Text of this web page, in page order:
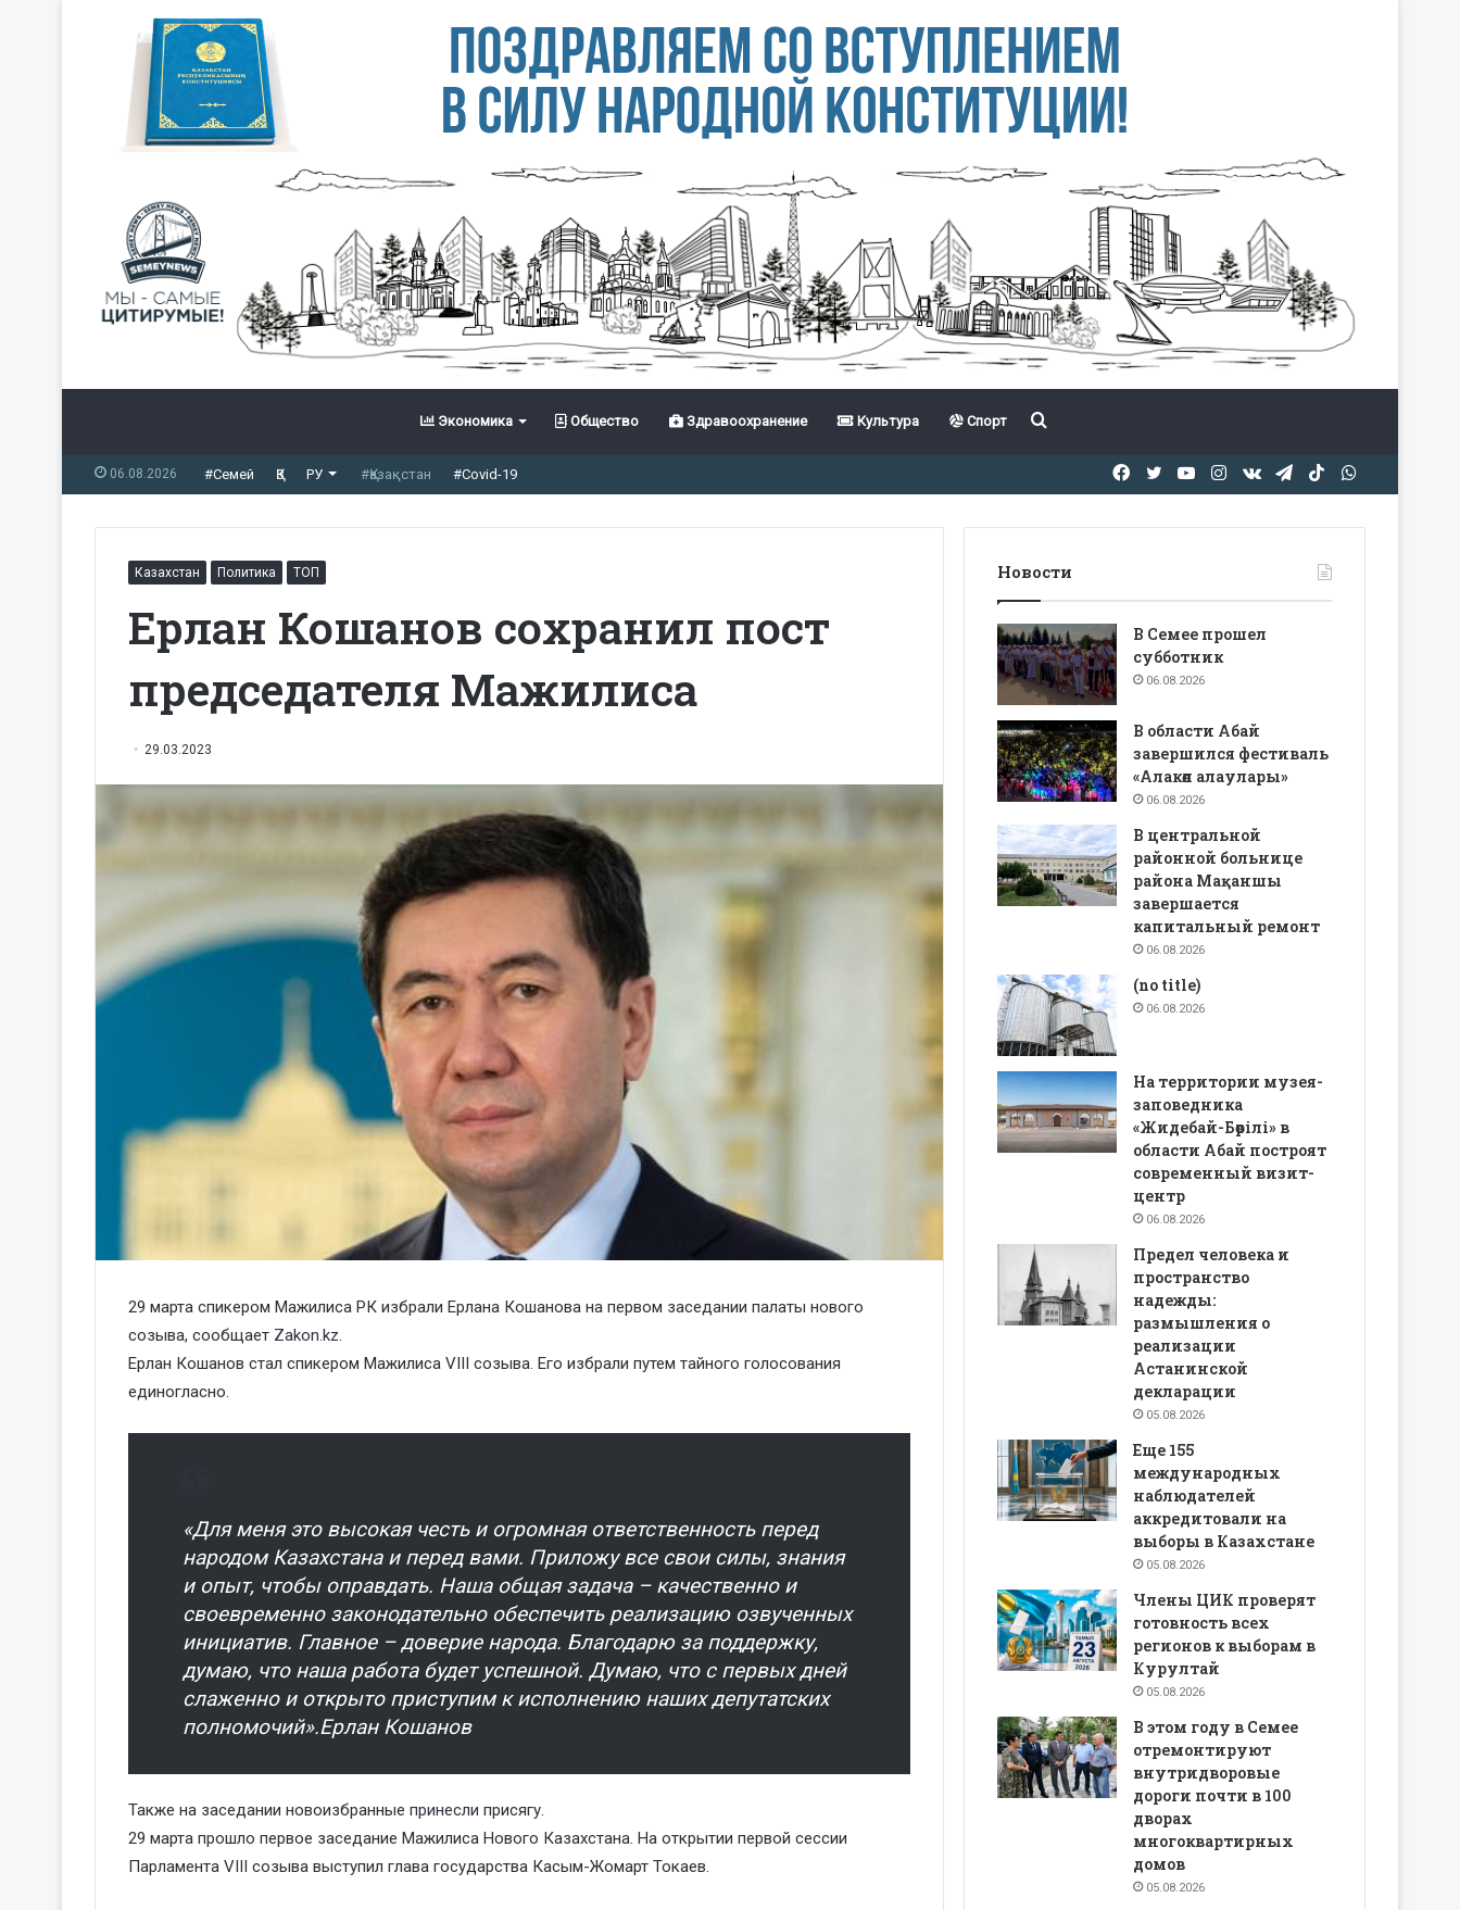
Экономика Общество Здравоохранение Культура Спорт Іздеу
06.08.2026 #Семей ҚЗ РУ #Қазақстан #Covid-19 TikTok
Telegram
vk.com
Instagram
YouTube
Twitter
Facebook
Казахстан Политика ТОП
Ерлан Кошанов сохранил пост
председателя Мажилиса
29.03.2023
29 марта спикером Мажилиса РК избрали Ерлана Кошанова на первом заседании палаты нового
созыва, сообщает Zakon.kz.
Ерлан Кошанов стал спикером Мажилиса VIII созыва. Его избрали путем тайного голосования
единогласно.
«Для меня это высокая честь и огромная ответственность перед
народом Казахстана и перед вами. Приложу все свои силы, знания
и опыт, чтобы оправдать. Наша общая задача – качественно и
своевременно законодательно обеспечить реализацию озвученных
инициатив. Главное – доверие народа. Благодарю за поддержку,
думаю, что наша работа будет успешной. Думаю, что с первых дней
слаженно и открыто приступим к исполнению наших депутатских
полномочий».Ерлан Кошанов
Также на заседании новоизбранные принесли присягу.
29 марта прошло первое заседание Мажилиса Нового Казахстана. На открытии первой сессии
Парламента VIII созыва выступил глава государства Касым-Жомарт Токаев.
Новости
В Семее прошел
субботник
06.08.2026
В области Абай
завершился фестиваль
«Алакөл алаулары»
06.08.2026
В центральной
районной больнице
района Мақаншы
завершается
капитальный ремонт
06.08.2026
(no title)
06.08.2026
На территории музея-
заповедника
«Жидебай-Бөрілі» в
области Абай построят
современный визит-
центр
06.08.2026
Предел человека и
пространство
надежды:
размышления о
реализации
Астанинской
декларации
05.08.2026
Еще 155
международных
наблюдателей
аккредитовали на
выборы в Казахстане
05.08.2026
Члены ЦИК проверят
готовность всех
регионов к выборам в
Курултай
05.08.2026
В этом году в Семее
отремонтируют
внутридворовые
дороги почти в 100
дворах
многоквартирных
домов
05.08.2026